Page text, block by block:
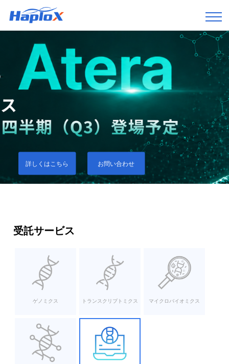
詳しくはこちら お問い合わせ
受託サービス
ゲノミクス トランスクリプトミクス マイクロバイオミクス